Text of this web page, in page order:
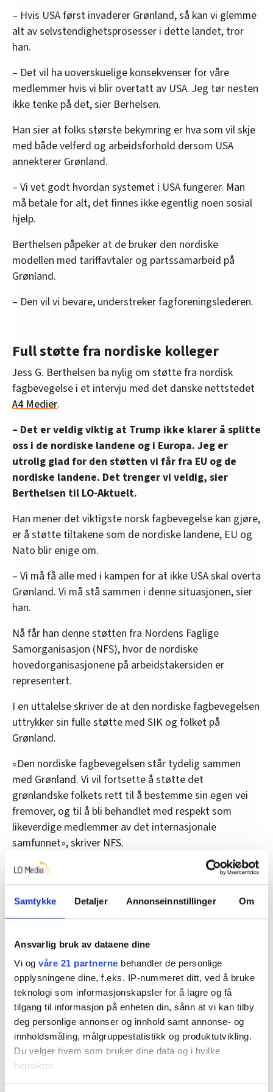
Samtykke Detaljer Annonseinnstillinger Om
Ansvarlig bruk av dataene dine
Vi og våre 21 partnerne behandler de personlige
opplysningene dine, f.eks. IP-nummeret ditt, ved å bruke
teknologi som informasjonskapsler for å lagre og få
tilgang til informasjon på enheten din, sånn at vi kan tilby
deg personlige annonser og innhold samt annonse- og
innholdsmåling, målgruppestatistikk og produktutvikling.
Du velger hvem som bruker dine data og i hvilke
hensikter.
– Hvis USA først invaderer Grønland, så kan vi glemme
alt av selvstendighetsprosesser i dette landet, tror
han.
– Det vil ha uoverskuelige konsekvenser for våre
medlemmer hvis vi blir overtatt av USA. Jeg tør nesten
ikke tenke på det, sier Berhelsen.
Han sier at folks største bekymring er hva som vil skje
med både velferd og arbeidsforhold dersom USA
annekterer Grønland.
– Vi vet godt hvordan systemet i USA fungerer. Man
må betale for alt, det finnes ikke egentlig noen sosial
hjelp.
Berthelsen påpeker at de bruker den nordiske
modellen med tariffavtaler og partssamarbeid på
Grønland.
– Den vil vi bevare, understreker fagforeningslederen.
Full støtte fra nordiske kolleger
Jess G. Berthelsen ba nylig om støtte fra nordisk
fagbevegelse i et intervju med det danske nettstedet
A4 Medier.
– Det er veldig viktig at Trump ikke klarer å splitte
oss i de nordiske landene og i Europa. Jeg er
utrolig glad for den støtten vi får fra EU og de
nordiske landene. Det trenger vi veldig, sier
Berthelsen til LO-Aktuelt.
Han mener det viktigste norsk fagbevegelse kan gjøre,
er å støtte tiltakene som de nordiske landene, EU og
Nato blir enige om.
– Vi må få alle med i kampen for at ikke USA skal overta
Grønland. Vi må stå sammen i denne situasjonen, sier
han.
Nå får han denne støtten fra Nordens Faglige
Samorganisasjon (NFS), hvor de nordiske
hovedorganisasjonene på arbeidstakersiden er
representert.
I en uttalelse skriver de at den nordiske fagbevegelsen
uttrykker sin fulle støtte med SIK og folket på
Grønland.
«Den nordiske fagbevegelsen står tydelig sammen
med Grønland. Vi vil fortsette å støtte det
grønlandske folkets rett til å bestemme sin egen vei
fremover, og til å bli behandlet med respekt som
likeverdige medlemmer av det internasjonale
samfunnet», skriver NFS.
LO tar sterk avstand
Berthelsen sier at han ikke har hatt direkte kontakt
– Er det noe konkret norsk LO burde gjøre?
– Først skal vi ha et møte i NFS. Hva vi gjør derfra, må
de så koordinere, sier Berthelsen.
– Det beste norsk LO kan gjøre akkurat nå, er å støtte
at vi ikke skal annekteres av USA. Vi vil overhodet ikke
være amerikanere, understreker han.
LOs andre nestleder, Are Tomasgard, skriver i en e-